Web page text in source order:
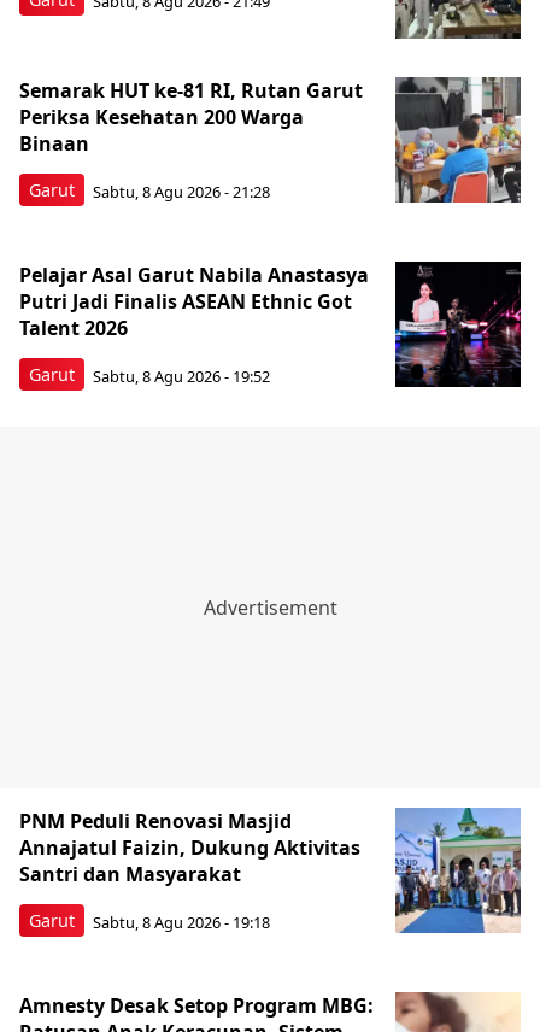
Garut
Semarak HUT ke-81 RI, Rutan Garut
Periksa Kesehatan 200 Warga
Binaan
Sabtu, 8 Agu 2026 - 21:28
Garut
Pelajar Asal Garut Nabila Anastasya
Putri Jadi Finalis ASEAN Ethnic Got
Talent 2026
Sabtu, 8 Agu 2026 - 19:52
Garut
PNM Peduli Renovasi Masjid
Annajatul Faizin, Dukung Aktivitas
Santri dan Masyarakat
Sabtu, 8 Agu 2026 - 19:18
Amnesty Desak Setop Program MBG: